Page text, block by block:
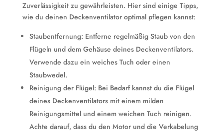
Zuverlässigkeit zu gewährleisten. Hier sind einige Tipps,
wie du deinen Deckenventilator optimal pflegen kannst:
Staubentfernung: Entferne regelmäßig Staub von den
Flügeln und dem Gehäuse deines Deckenventilators.
Verwende dazu ein weiches Tuch oder einen
Staubwedel.
Reinigung der Flügel: Bei Bedarf kannst du die Flügel
deines Deckenventilators mit einem milden
Reinigungsmittel und einem weichen Tuch reinigen.
Achte darauf, dass du den Motor und die Verkabelung